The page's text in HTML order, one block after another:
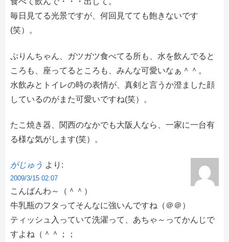
毎日見てる光景ですが、何回見てても飽きないです
(笑）。
ぷりんちゃん、ガツガツ食べてる所も、水を飲んでると
ころも、座ってるところも、みんな可愛いなぁ＾＾。
水飲みとトイレの時の表情が、真剣と言うか澄ました顔
しているのがまた可愛いですね(笑）。
たこ焼き器、関西のなかでも大阪人なら、一家に一台有
る様な気がします(笑）。
がじゅう より:
2009/3/15 02:07
こんばんわ～（＾＾）
牛乳瓶のフタってそんなに強いんですね（＠＠）
ティッシュ入っていて洗濯って、あちゃ～ってかんじで
すよね（＾＾；；